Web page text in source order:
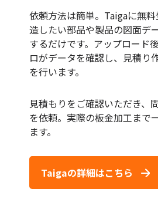
依頼方法は簡単。Taigaに無
造したい部品や製品の図面デ
するだけです。アップロード
ロがデータを確認し、見積り
を行います。
見積もりをご確認いただき、
を依頼。実際の板金加工まで
ます。
Taigaの詳細はこちら